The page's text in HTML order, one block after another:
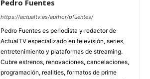
Pedro Fuentes
https://actualtv.es/author/pfuentes/
Pedro Fuentes es periodista y redactor de
ActualTV especializado en televisión, series,
entretenimiento y plataformas de streaming.
Cubre estrenos, renovaciones, cancelaciones,
programación, realities, formatos de prime